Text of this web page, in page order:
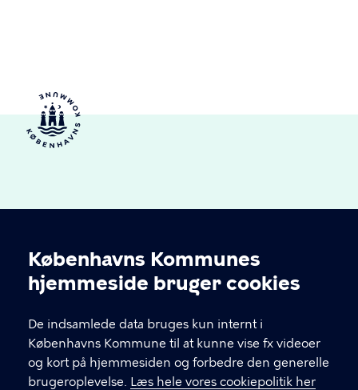
Cookieindstillinger
Københavns Kommunes
hjemmeside bruger cookies
De indsamlede data bruges kun internt i
Københavns Kommune til at kunne vise fx videoer
og kort på hjemmesiden og forbedre den generelle
brugeroplevelse. Læs hele vores cookiepolitik her
Kultur og Fritid S
Kontakt dit lokale kulturhus eller idrætsanlæg
gennem menupunktet 'Huse'. Her finder du
kontaktoplysninger, åbningstider osv.